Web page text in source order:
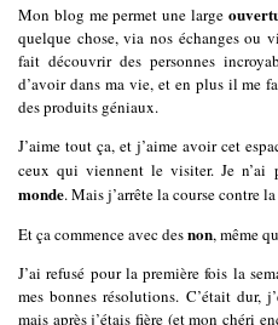
Mon blog me permet une large
quelque chose, via nos échanges ou
fait découvrir des personnes
d’avoir dans ma vie, et en plus il me
des produits géniaux.
J’aime tout ça, et j’aime avoir cet
ceux qui viennent le visiter. Je n’ai
monde. Mais j’arrête la course contre
Et ça commence avec desnon, même
J’ai refusé pour la première fois la
mes bonnes résolutions. C’était dur,
mais après j’étais fière (et mon chéri